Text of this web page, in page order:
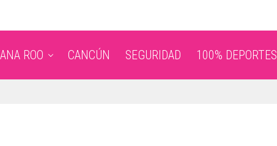
ROO CANCÚN SEGURIDAD 100% DEPORTES